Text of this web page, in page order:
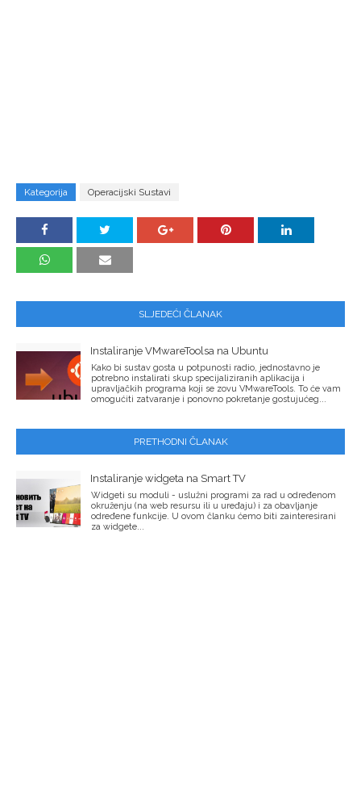
Kategorija Operacijski Sustavi
SLJEDEĆI ČLANAK
Instaliranje VMwareToolsa na Ubuntu
Kako bi sustav gosta u potpunosti radio, jednostavno je
potrebno instalirati skup specijaliziranih aplikacija i
upravljačkih programa koji se zovu VMwareTools. To će vam
omogućiti zatvaranje i ponovno pokretanje gostujućeg...
PRETHODNI ČLANAK
Instaliranje widgeta na Smart TV
Widgeti su moduli - uslužni programi za rad u određenom
okruženju (na web resursu ili u uređaju) i za obavljanje
određene funkcije. U ovom članku ćemo biti zainteresirani
za widgete...